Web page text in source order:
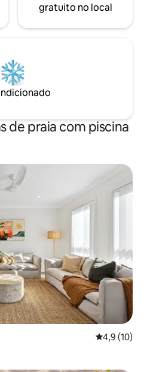
gratuito no local
de praia com piscina
4,9 de uma
4,9 (10)